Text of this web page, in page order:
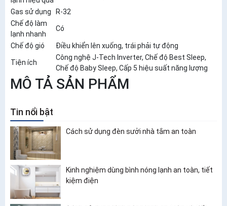
Gas sử dụng
R-32
Chế độ làm
lạnh nhanh
Có
Chế độ gió Điều khiển lên xuống, trái phải tự động
Tiện ích
Công nghệ J-Tech Inverter, Chế độ Best Sleep,
Chế độ Baby Sleep, Cấp 5 hiệu suất năng lượng
MÔ TẢ SẢN PHẨM
Tin nổi bật
Cách sử dụng đèn sưởi nhà tắm an toàn
Kinh nghiệm dùng bình nóng lạnh an toàn, tiết
kiệm điện